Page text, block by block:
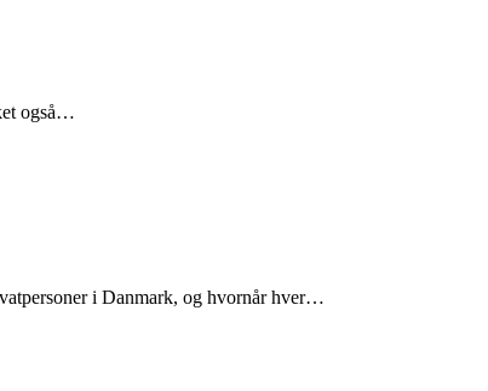
også…
i Danmark, og hvornår hver…